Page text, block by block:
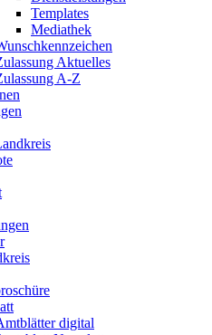
Templates
Mediathek
Aktuelles
A-Z
digital